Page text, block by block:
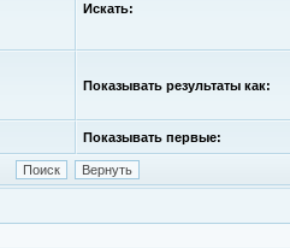
Искать:
Показывать результаты как:
Показывать первые: